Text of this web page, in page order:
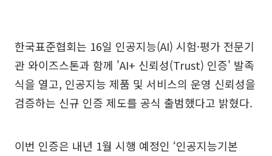
한국표준협회는 16일 인공지능(AI) 시험·평가 전문기
관 와이즈스톤과 함께 'AI+ 신뢰성(Trust) 인증' 발족
식을 열고, 인공지능 제품 및 서비스의 운영 신뢰성을
검증하는 신규 인증 제도를 공식 출범했다고 밝혔다.
이번 인증은 내년 1월 시행 예정인 ‘인공지능기본